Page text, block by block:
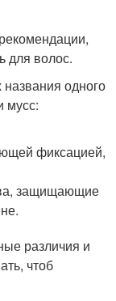
для волос.
одного
мусс:
фиксацией,
защищающие
различия и
чтоб